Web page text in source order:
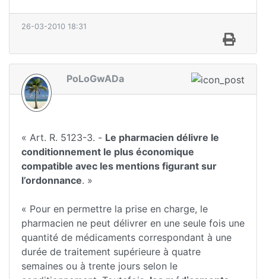
26-03-2010 18:31
PoLoGwADa
« Art. R. 5123-3. - Le pharmacien délivre le
conditionnement le plus économique
compatible avec les mentions figurant sur
l’ordonnance. »
« Pour en permettre la prise en charge, le
pharmacien ne peut délivrer en une seule fois une
quantité de médicaments correspondant à une
durée de traitement supérieure à quatre
semaines ou à trente jours selon le